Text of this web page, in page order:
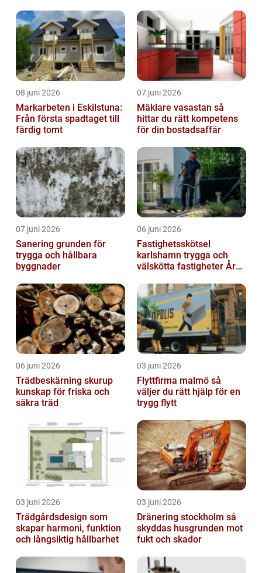
08 juni 2026
Markarbeten i Eskilstuna:
Från första spadtaget till
färdig tomt
07 juni 2026
Mäklare vasastan så
hittar du rätt kompetens
för din bostadsaffär
07 juni 2026
Sanering grunden för
trygga och hållbara
byggnader
06 juni 2026
Fastighetsskötsel
karlshamn trygga och
välskötta fastigheter Året
06 juni 2026
Trädbeskärning skurup
kunskap för friska och
säkra träd
03 juni 2026
Flyttfirma malmö så
väljer du rätt hjälp för en
trygg flytt
03 juni 2026
Trädgårdsdesign som
skapar harmoni, funktion
och långsiktig hållbarhet
03 juni 2026
Dränering stockholm så
skyddas husgrunden mot
fukt och skador